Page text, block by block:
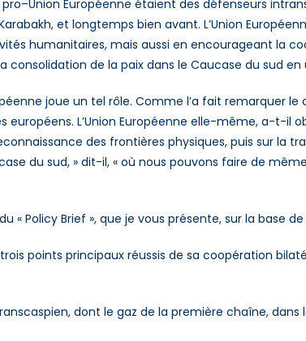
Européenne étaient des défenseurs
et longtemps bien avant. L’Union
humanitaires, mais aussi en encourageant la
de la paix dans le Caucase du sud
joue un tel rôle. Comme l’a fait remarquer le
L’Union Européenne elle-même, a-t-il
des frontières physiques, puis sur la
du sud, » dit-il, « où nous pouvons faire de
Policy Brief », que je vous présente, sur la base de
points principaux réussis de sa coopération
dont le gaz de la première chaîne, dans